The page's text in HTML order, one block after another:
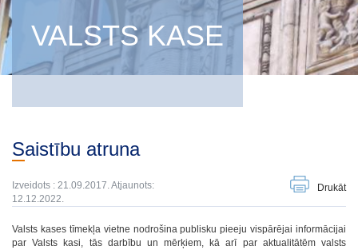
VALSTS KASE
Saistību atruna
Izveidots : 21.09.2017. Atjaunots:
12.12.2022.
Drukāt
Valsts kases tīmekļa vietne nodrošina publisku pieeju vispārējai informācijai
par Valsts kasi, tās darbību un mērķiem, kā arī par aktualitātēm valsts